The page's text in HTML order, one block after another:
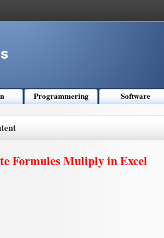
Programmering Software
Formules Muliply in Excel